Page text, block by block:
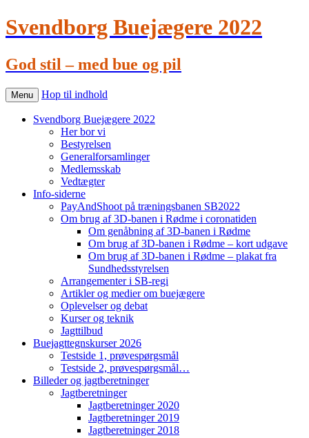
Svendborg Buejægere 2022
God stil – med bue og pil
Menu Hop til indhold
Svendborg Buejægere 2022
Her bor vi
Bestyrelsen
Generalforsamlinger
Medlemsskab
Vedtægter
Info-siderne
PayAndShoot på træningsbanen SB2022
Om brug af 3D-banen i Rødme i coronatiden
Om genåbning af 3D-banen i Rødme
Om brug af 3D-banen i Rødme – kort udgave
Om brug af 3D-banen i Rødme – plakat fra
Sundhedsstyrelsen
Arrangementer i SB-regi
Artikler og medier om buejægere
Oplevelser og debat
Kurser og teknik
Jagttilbud
Buejagttegnskurser 2026
Testside 1, prøvespørgsmål
Testside 2, prøvespørgsmål…
Billeder og jagtberetninger
Jagtberetninger
Jagtberetninger 2020
Jagtberetninger 2019
Jagtberetninger 2018